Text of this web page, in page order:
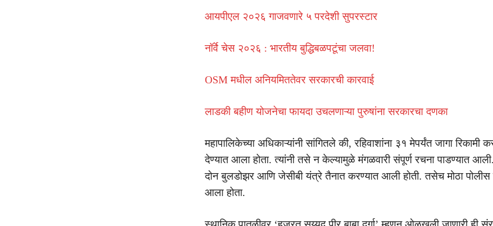
आयपीएल २०२६ गाजवणारे ५ परदेशी सुपरस्टार
नॉर्वे चेस २०२६ : भारतीय बुद्धिबळपटूंचा जलवा!
OSM मधील अनियमिततेवर सरकारची कारवाई
लाडकी बहीण योजनेचा फायदा उचलणाऱ्या पुरुषांना सरकारचा दणका
महापालिकेच्या अधिकाऱ्यांनी सांगितले की, रहिवाशांना ३१ मेपर्यंत जागा रिकामी
देण्यात आला होता. त्यांनी तसे न केल्यामुळे मंगळवारी संपूर्ण रचना पाडण्यात आली.
दोन बुलडोझर आणि जेसीबी यंत्रे तैनात करण्यात आली होती. तसेच मोठा पोलीस
आला होता.